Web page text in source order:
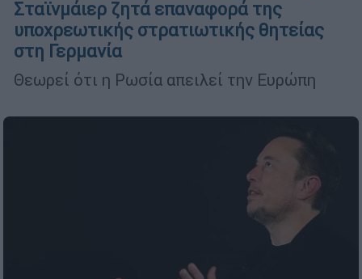
Σταϊνμάιερ ζητά επαναφορά της
υποχρεωτικής στρατιωτικής θητείας
στη Γερμανία
Θεωρεί ότι η Ρωσία απειλεί την Ευρώπη